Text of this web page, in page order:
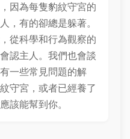
因為每隻豹紋守宮的
，有的卻總是躲著。
從科學和行為觀察的
認主人。我們也會談
一些常見問題的解
守宮，或者已經養了
該能幫到你。